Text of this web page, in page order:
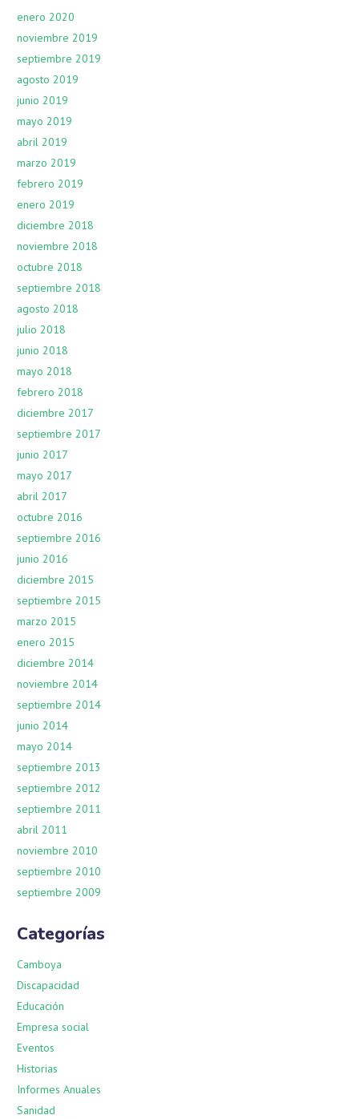
enero 2020
noviembre 2019
septiembre 2019
agosto 2019
junio 2019
mayo 2019
abril 2019
marzo 2019
febrero 2019
enero 2019
diciembre 2018
noviembre 2018
octubre 2018
septiembre 2018
agosto 2018
julio 2018
junio 2018
mayo 2018
febrero 2018
diciembre 2017
septiembre 2017
junio 2017
mayo 2017
abril 2017
octubre 2016
septiembre 2016
junio 2016
diciembre 2015
septiembre 2015
marzo 2015
enero 2015
diciembre 2014
noviembre 2014
septiembre 2014
junio 2014
mayo 2014
septiembre 2013
septiembre 2012
septiembre 2011
abril 2011
noviembre 2010
septiembre 2010
septiembre 2009
Categorías
Camboya
Discapacidad
Educación
Empresa social
Eventos
Historias
Informes Anuales
Sanidad